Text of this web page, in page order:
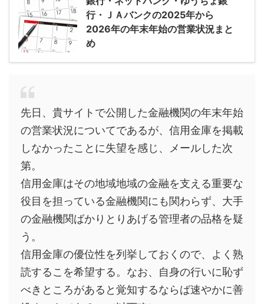
行・ＪＡバンクの2025年から
2026年の年末年始の営業状況まと
め
先日、貴サイトで公開した金融機関の年末年始
の営業状況についてであるが、信用金庫を掲載
しなかったことに失望を感じ、メールした次
第。
信用金庫はその地域地域の金融を支える重要な
役目を担っている金融機関にも関わらず、大手
の金融機関ばかりとりあげる管理者の品格を疑
う。
信用金庫の優位性を列挙しておくので、よく熟
読するこを希望する。なお、自身の行いに恥ず
べきところがあると覚知するならば速やかに善